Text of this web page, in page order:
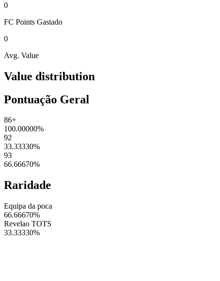
0
FC Points Gastado
0
Avg. Value
Value distribution
Pontuação Geral
86+
100.00000%
92
33.33330%
93
66.66670%
Raridade
Equipa da poca
66.66670%
Revelao TOTS
33.33330%